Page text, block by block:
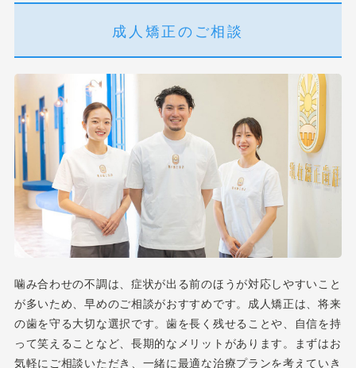
成人矯正のご相談
噛み合わせの不調は、症状が出る前のほうが対応しやすいこと
が多いため、早めのご相談がおすすめです。成人矯正は、将来
の歯を守る大切な選択です。歯を長く残せることや、自信を持
って笑えることなど、長期的なメリットがあります。まずはお
気軽にご相談いただき、一緒に最適な治療プランを考えていき